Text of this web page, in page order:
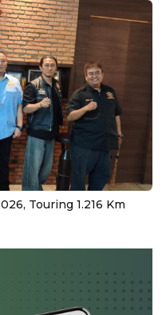
Touring 1.216 Km